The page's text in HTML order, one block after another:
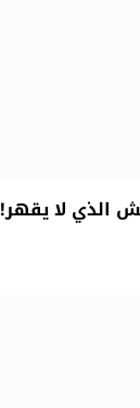
الذي لا يقهر!